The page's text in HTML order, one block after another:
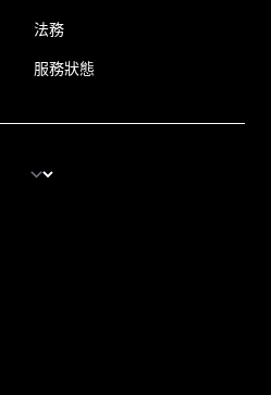
法務
服務狀態